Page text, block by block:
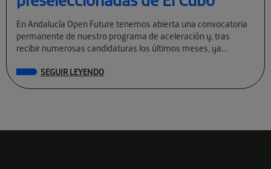
En Andalucía Open Future tenemos abierta una convocatoria
permanente de nuestro programa de aceleración y, tras
recibir numerosas candidaturas los últimos meses, ya
SEGUIR LEYENDO